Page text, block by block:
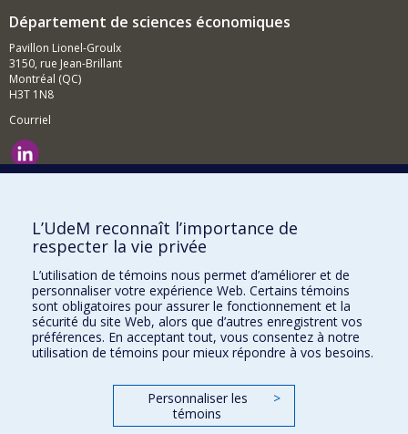
Département de sciences économiques
Pavillon Lionel-Groulx
3150, rue Jean-Brillant
Montréal (QC)
H3T 1N8
Courriel
Comment soutenir le Département?
BESOIN D'AIDE?
Plan du site
Signaler une erreur
Accessibilité
FACULTÉ DES ARTS ET DES SCIENCES
Nos départements et écoles
L’UdeM reconnaît l’importance de
respecter la vie privée
L’utilisation de témoins nous permet d’améliorer et de
personnaliser votre expérience Web. Certains témoins
sont obligatoires pour assurer le fonctionnement et la
sécurité du site Web, alors que d’autres enregistrent vos
préférences. En acceptant tout, vous consentez à notre
utilisation de témoins pour mieux répondre à vos besoins.
Personnaliser les
témoins
>